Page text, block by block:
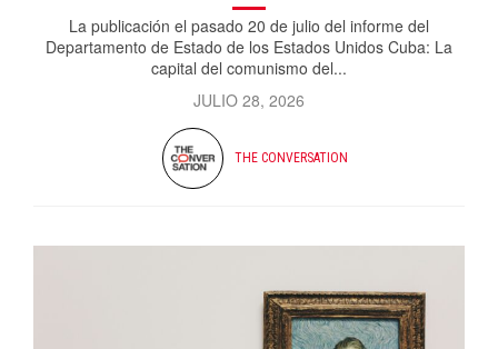
La publicación el pasado 20 de julio del informe del
Departamento de Estado de los Estados Unidos Cuba: La
capital del comunismo del...
JULIO 28, 2026
THE CONVERSATION